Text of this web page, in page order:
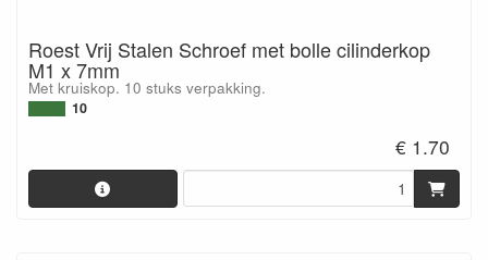
Roest Vrij Stalen Schroef met bolle cilinderkop
M1 x 7mm
Met kruiskop. 10 stuks verpakking.
10
€ 1.70